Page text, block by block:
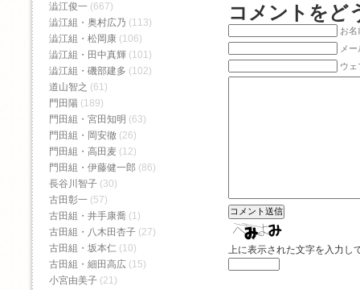
コメントをど
お名
メ
ウェ
上に表示された文字を入力し
澁江俊一 (667)
澁江組・奥村広乃 (113)
澁江組・松岡康 (106)
澁江組・田中真輝 (101)
澁江組・磯部建多 (102)
道山智之 (61)
門田陽 (189)
門田組・宮田知明 (63)
門田組・岡安徹 (26)
門田組・高田麦 (12)
門田組・伊藤健一郎 (86)
長谷川智子 (30)
古田彰一 (57)
古田組・井手康喬 (1)
古田組・八木田杏子 (27)
古田組・坂本仁 (10)
古田組・細田高広 (15)
小宮由美子 (21)